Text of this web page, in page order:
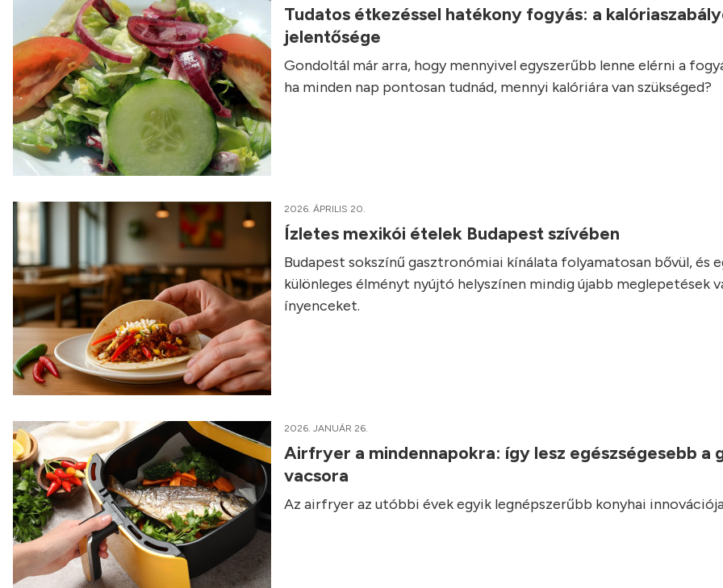
Tudatos étkezéssel hatékony fogyás: a
jelentősége
Gondoltál már arra, hogy mennyivel egyszerűbb lenne elérni a
ha minden nap pontosan tudnád, mennyi kalóriára van szükséged?
2026. ÁPRILIS 20.
Ízletes mexikói ételek Budapest szívében
Budapest sokszínű gasztronómiai kínálata folyamatosan bővül, és
különleges élményt nyújtó helyszínen mindig újabb meglepetések
ínyenceket.
2026. JANUÁR 26.
Airfryer a mindennapokra: így lesz egészségesebb a
vacsora
Az airfryer az utóbbi évek egyik legnépszerűbb konyhai